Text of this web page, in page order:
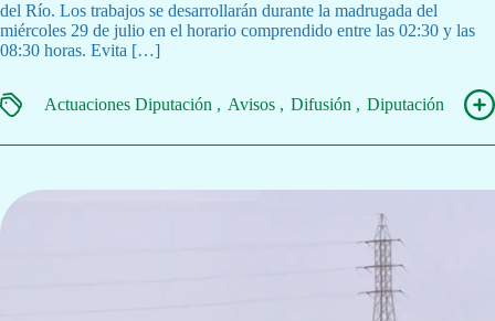
del Río. Los trabajos se desarrollarán durante la madrugada del
miércoles 29 de julio en el horario comprendido entre las 02:30 y las
08:30 horas. Evita […]
Actuaciones Diputación Avisos Difusión Diputación